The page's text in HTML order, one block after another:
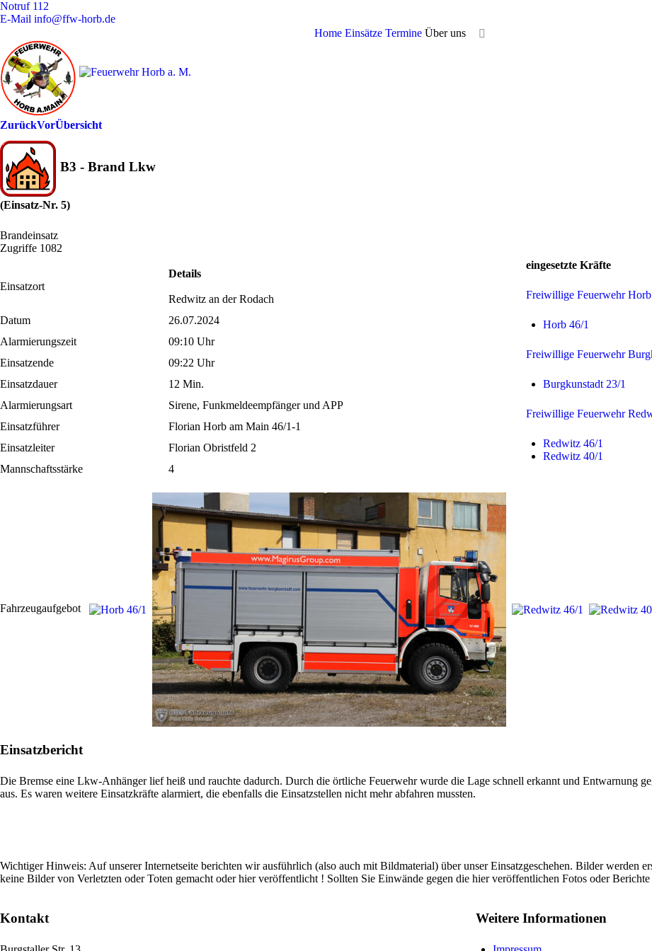
Notruf 112
E-Mail info@ffw-horb.de
Home Einsätze Termine Über uns
ZurückVorÜbersicht
B3 - Brand Lkw
(Einsatz-Nr. 5)
Brandeinsatz
Zugriffe 1082
Einsatzort
Details
Redwitz an der Rodach
Datum
26.07.2024
Alarmierungszeit
09:10 Uhr
Einsatzende
09:22 Uhr
Einsatzdauer
12 Min.
Alarmierungsart
Sirene, Funkmeldeempfänger und APP
Einsatzführer
Florian Horb am Main 46/1-1
Einsatzleiter
Florian Obristfeld 2
Mannschaftsstärke
4
eingesetzte Kräfte
Freiwillige Feuerwehr
Horb 46/1
Freiwillige Feuerwehr
Burgkunstadt 23/1
Freiwillige Feuerwehr
Redwitz 46/1
Redwitz 40/1
Fahrzeugaufgebot
Einsatzbericht
Die Bremse eine Lkw-Anhänger lief heiß und rauchte dadurch. Durch die örtliche Feuerwehr wurde die Lage schnell erkannt und Entwarnung
aus. Es waren weitere Einsatzkräfte alarmiert, die ebenfalls die Einsatzstellen nicht mehr abfahren mussten.
Wichtiger Hinweis: Auf unserer Internetseite berichten wir ausführlich (also auch mit Bildmaterial) über unser Einsatzgeschehen. Bilder werden
keine Bilder von Verletzten oder Toten gemacht oder hier veröffentlicht ! Sollten Sie Einwände gegen die hier veröffentlichen Fotos oder
Kontakt Weitere Informationen